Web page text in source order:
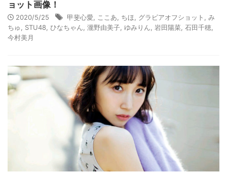
ョット画像！
2020/5/25 甲斐心愛 ここあ ちほ グラビアオフショット
み
ちゅ
STU48 ひなちゃん 瀧野由美子 ゆみりん 岩田陽菜 石田千穂
今村美月